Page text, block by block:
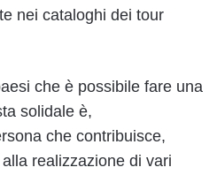
nei cataloghi dei tour
che è possibile fare una
solidale è,
che contribuisce,
realizzazione di vari